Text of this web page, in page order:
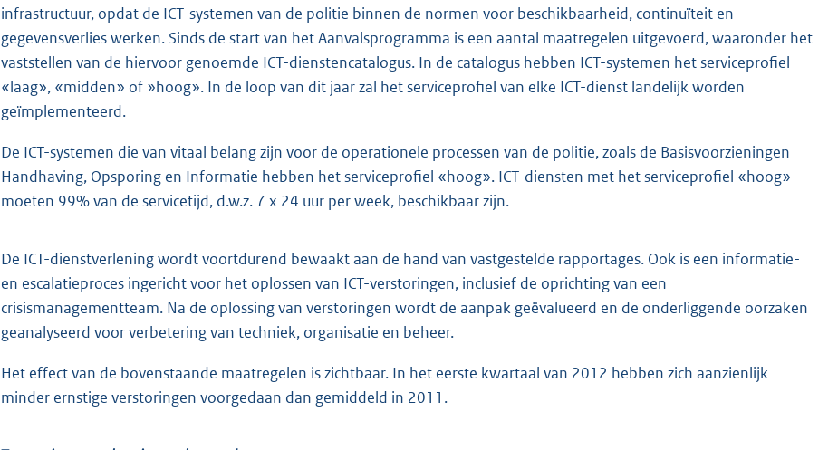
infrastructuur, opdat de ICT-systemen van de politie binnen de normen voor beschikbaarheid, continuïteit en
gegevensverlies werken. Sinds de start van het Aanvalsprogramma is een aantal maatregelen uitgevoerd, waaronder het
vaststellen van de hiervoor genoemde ICT-dienstencatalogus. In de catalogus hebben ICT-systemen het serviceprofiel
«laag», «midden» of »hoog». In de loop van dit jaar zal het serviceprofiel van elke ICT-dienst landelijk worden
geïmplementeerd.
De ICT-systemen die van vitaal belang zijn voor de operationele processen van de politie, zoals de Basisvoorzieningen
Handhaving, Opsporing en Informatie hebben het serviceprofiel «hoog». ICT-diensten met het serviceprofiel «hoog»
moeten 99% van de servicetijd, d.w.z. 7 x 24 uur per week, beschikbaar zijn.
De ICT-dienstverlening wordt voortdurend bewaakt aan de hand van vastgestelde rapportages. Ook is een informatie-
en escalatieproces ingericht voor het oplossen van ICT-verstoringen, inclusief de oprichting van een
crisismanagementteam. Na de oplossing van verstoringen wordt de aanpak geëvalueerd en de onderliggende oorzaken
geanalyseerd voor verbetering van techniek, organisatie en beheer.
Het effect van de bovenstaande maatregelen is zichtbaar. In het eerste kwartaal van 2012 hebben zich aanzienlijk
minder ernstige verstoringen voorgedaan dan gemiddeld in 2011.